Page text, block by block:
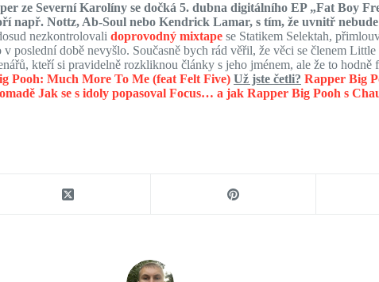
ze Severní Karolíny se dočká 5. dubna digitálního EP „Fat Boy
např. Nottz, Ab-Soul nebo Kendrick Lamar, s tím, že uvnitř
nezkontrolovali doprovodný mixtape se Statikem Selektah,
poslední době nevyšlo. Současně bych rád věřil, že věci se členem
kteří si pravidelně rozkliknou články s jeho jménem, ale že to hodně
Pooh: Much More To Me (feat Felt Five) Už jste četli? Rapper Big
Jak se s idoly popasoval Focus… a jak Rapper Big Pooh s